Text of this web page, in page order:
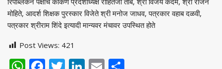
मोहिते, आदर्श शिक्षक पुरस्कार विजेते श्री मनोज जाधव, पत्रकार वहाब दळवी,
पत्रकार श्रीराम शिंदे इत्यादी मान्यवर मंचावर उपस्थित होते
Post Views: 421